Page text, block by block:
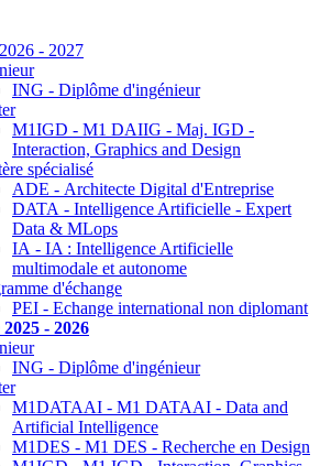
- 2027
ING - Diplôme d'ingénieur
M1IGD - M1 DAIIG - Maj. IGD -
Interaction, Graphics and Design
spécialisé
ADE - Architecte Digital d'Entreprise
DATA - Intelligence Artificielle - Expert
Data & MLops
IA - IA : Intelligence Artificielle
multimodale et autonome
d'échange
PEI - Echange international non diplomant
- 2026
ING - Diplôme d'ingénieur
M1DATAAI - M1 DATAAI - Data and
Artificial Intelligence
M1DES - M1 DES - Recherche en Design